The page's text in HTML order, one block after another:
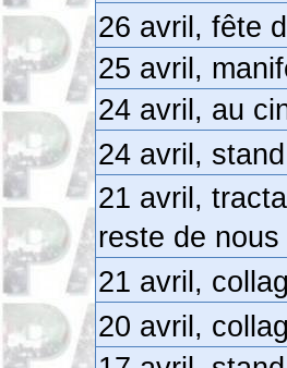
26 avril, fête
25 avril,
24 avril, au
24 avril,
21 avril,
reste de nous
21 avril,
20 avril,